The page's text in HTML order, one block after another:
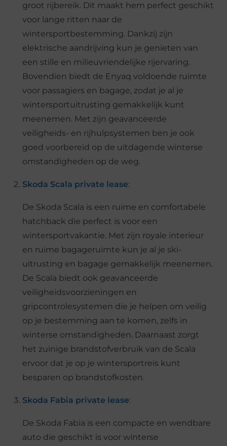
groot rijbereik. Dit maakt hem perfect geschikt
voor lange ritten naar de
wintersportbestemming. Dankzij zijn
elektrische aandrijving kun je genieten van
een stille en milieuvriendelijke rijervaring.
Bovendien biedt de Enyaq voldoende ruimte
voor passagiers en bagage, zodat je al je
wintersportuitrusting gemakkelijk kunt
meenemen. Met zijn geavanceerde
veiligheids- en rijhulpsystemen ben je ook
goed voorbereid op de uitdagende winterse
omstandigheden op de weg.
Skoda Scala private lease:
De Skoda Scala is een ruime en comfortabele
hatchback die perfect is voor een
wintersportvakantie. Met zijn royale interieur
en ruime bagageruimte kun je al je ski-
uitrusting en bagage gemakkelijk meenemen.
De Scala biedt ook geavanceerde
veiligheidsvoorzieningen en
gripcontrolesystemen die je helpen om veilig
op je bestemming aan te komen, zelfs in
winterse omstandigheden. Daarnaast zorgt
het zuinige brandstofverbruik van de Scala
ervoor dat je op je wintersportreis kunt
besparen op brandstofkosten.
Skoda Fabia private lease:
De Skoda Fabia is een compacte en wendbare
auto die geschikt is voor winterse